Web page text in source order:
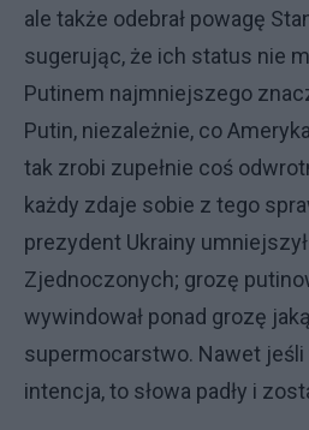
ale także odebrał powagę
sugerując, że ich status nie
Putinem najmniejszego
Putin, niezależnie, co
tak zrobi zupełnie coś
każdy zdaje sobie z tego
prezydent Ukrainy
Zjednoczonych; grozę
wywindował ponad grozę
supermocarstwo. Nawet jeśli
intencja, to słowa padły i